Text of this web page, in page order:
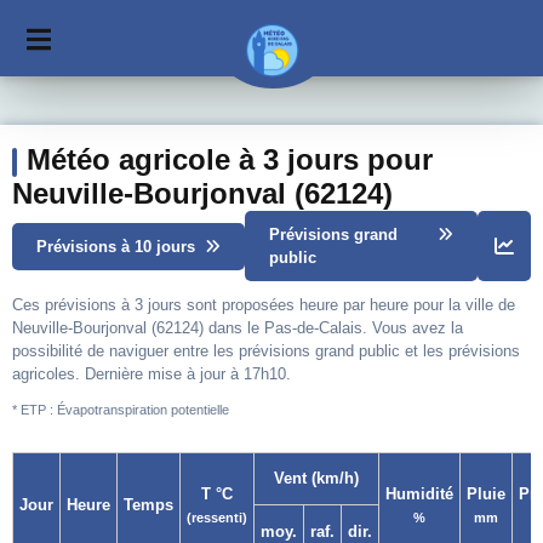
Météo agricole à 3 jours pour
Neuville-Bourjonval (62124)
Prévisions à 10 jours
Prévisions grand
public
Ces prévisions à 3 jours sont proposées heure par heure pour la ville de
Neuville-Bourjonval (62124) dans le Pas-de-Calais. Vous avez la
possibilité de naviguer entre les prévisions grand public et les prévisions
agricoles. Dernière mise à jour à 17h10.
* ETP : Évapotranspiration potentielle
Jour Heure Temps
T °C
(ressenti)
Vent (km/h)
Humidité
%
Pluie
mm
moy. raf. dir.